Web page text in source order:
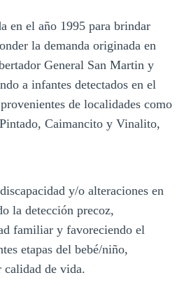
en el año 1995 para brindar
la demanda originada en
General San Martin y
a infantes detectados en el
de localidades como
Caimancito y Vinalito,
y/o alteraciones en
la detección precoz,
familiar y favoreciendo el
etapas del bebé/niño,
de vida.